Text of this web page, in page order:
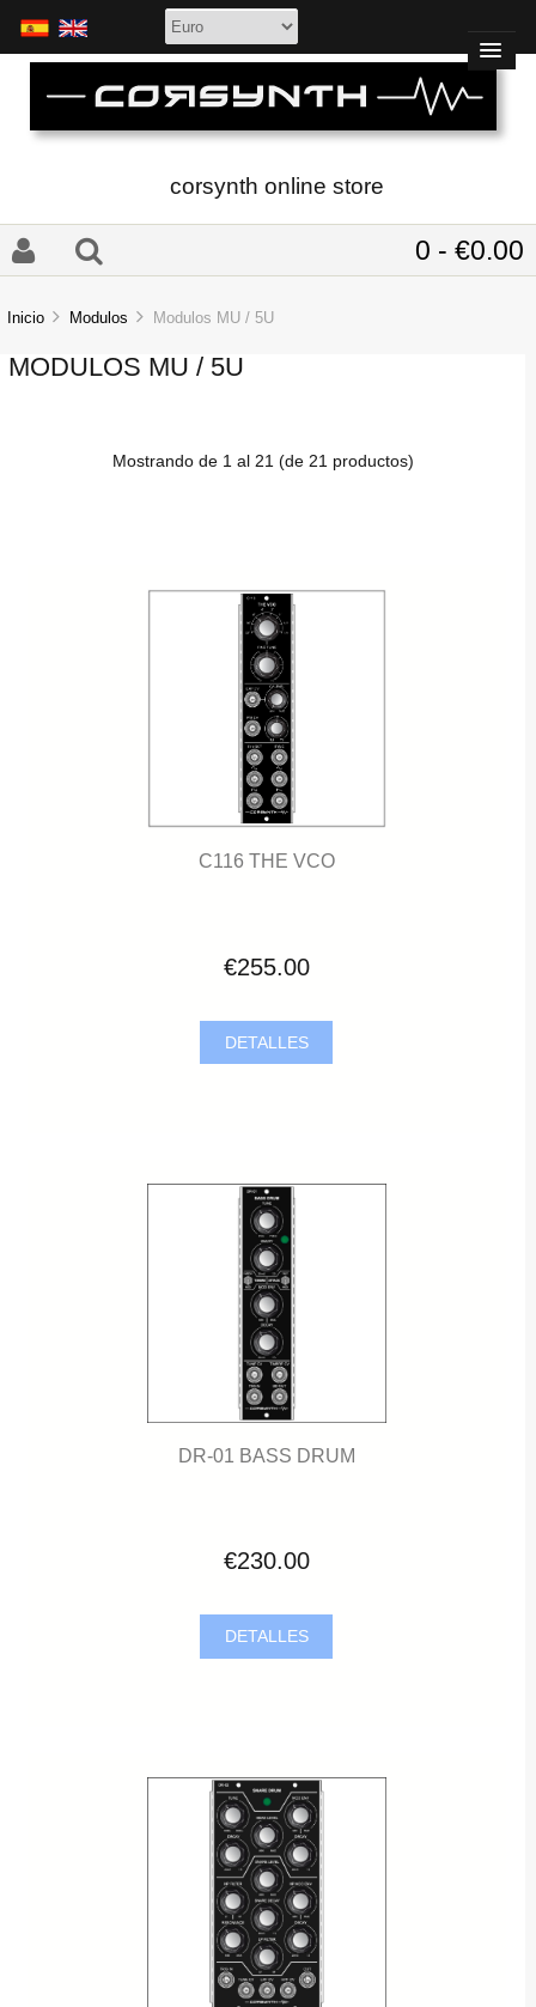
corsynth online store
0 - €0.00
Inicio Modulos Modulos MU / 5U
MODULOS MU / 5U
Mostrando de 1 al 21 (de 21 productos)
C116 THE VCO
€255.00
DETALLES
DR-01 BASS DRUM
€230.00
DETALLES